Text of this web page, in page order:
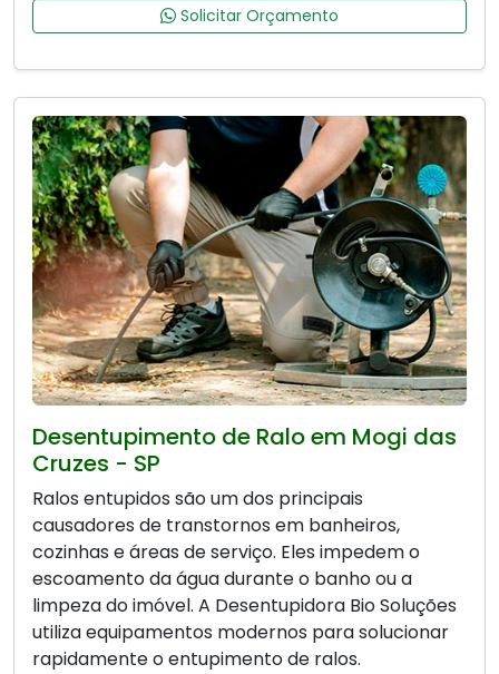
Solicitar Orçamento
Desentupimento de Ralo em Mogi das
Cruzes - SP
Ralos entupidos são um dos principais
causadores de transtornos em banheiros,
cozinhas e áreas de serviço. Eles impedem o
escoamento da água durante o banho ou a
limpeza do imóvel. A Desentupidora Bio Soluções
utiliza equipamentos modernos para solucionar
rapidamente o entupimento de ralos.